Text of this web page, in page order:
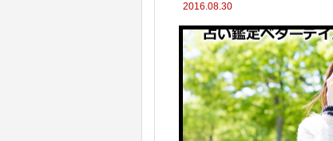
2016.08.30